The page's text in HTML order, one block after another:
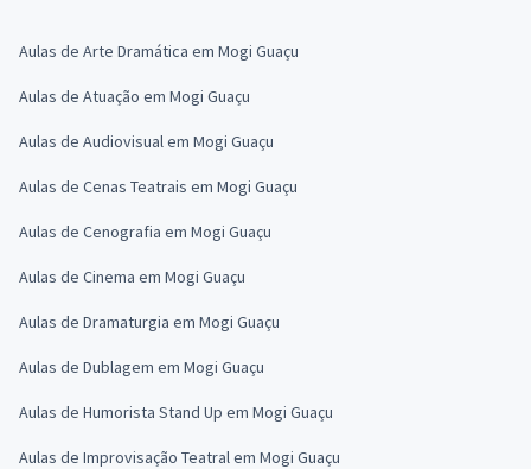
Aulas de Arte Dramática em Mogi Guaçu
Aulas de Atuação em Mogi Guaçu
Aulas de Audiovisual em Mogi Guaçu
Aulas de Cenas Teatrais em Mogi Guaçu
Aulas de Cenografia em Mogi Guaçu
Aulas de Cinema em Mogi Guaçu
Aulas de Dramaturgia em Mogi Guaçu
Aulas de Dublagem em Mogi Guaçu
Aulas de Humorista Stand Up em Mogi Guaçu
Aulas de Improvisação Teatral em Mogi Guaçu